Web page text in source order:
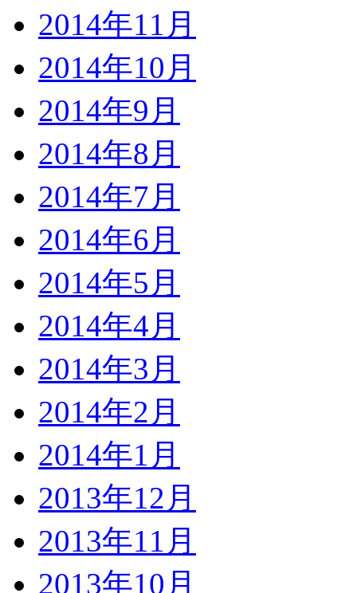
2014年11月
2014年10月
2014年9月
2014年8月
2014年7月
2014年6月
2014年5月
2014年4月
2014年3月
2014年2月
2014年1月
2013年12月
2013年11月
2013年10月